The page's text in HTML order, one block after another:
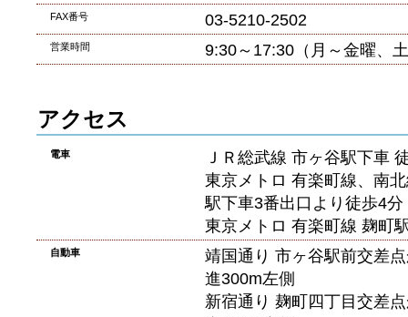
FAX番号 03-5210-2502
営業時間 9:30～17:30（月～金曜、
アクセス
電車
ＪＲ総武線 市ヶ谷駅下車
東京メトロ 有楽町線、南
駅下車3番出口より徒歩4分
東京メトロ 有楽町線 麹町
自動車
靖国通り 市ヶ谷駅前交差
進300m左側
新宿通り 麹町四丁目交差